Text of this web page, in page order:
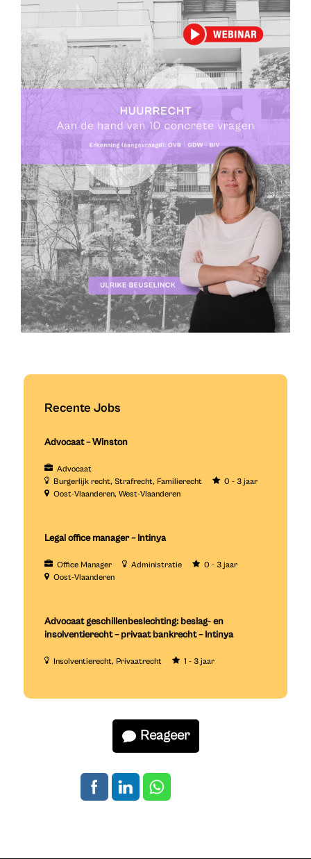
Recente Jobs
Advocaat – Winston
Advocaat
Burgerlijk recht Strafrecht Familierecht
0 - 3 jaar
Oost-Vlaanderen West-Vlaanderen
Legal office manager – Intinya
Office Manager Administratie
0 - 3 jaar
Oost-Vlaanderen
Advocaat geschillenbeslechting: beslag- en
insolventierecht – privaat bankrecht – Intinya
Insolventierecht Privaatrecht 1 - 3 jaar
Reageer